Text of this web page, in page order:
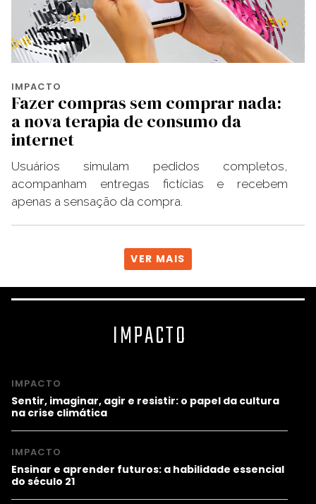
IMPACTO
Fazer compras sem comprar nada:
a nova terapia de consumo da
internet
Usuários simulam pedidos completos,
acompanham entregas fictícias e recebem
apenas a sensação da compra.
VER MAIS
IMPACTO
IMPACTO
Sentir, imaginar, agir e resistir: o papel da cultura
na crise climática
IMPACTO
Ensinar e aprender futuros: a habilidade essencial
do século 21